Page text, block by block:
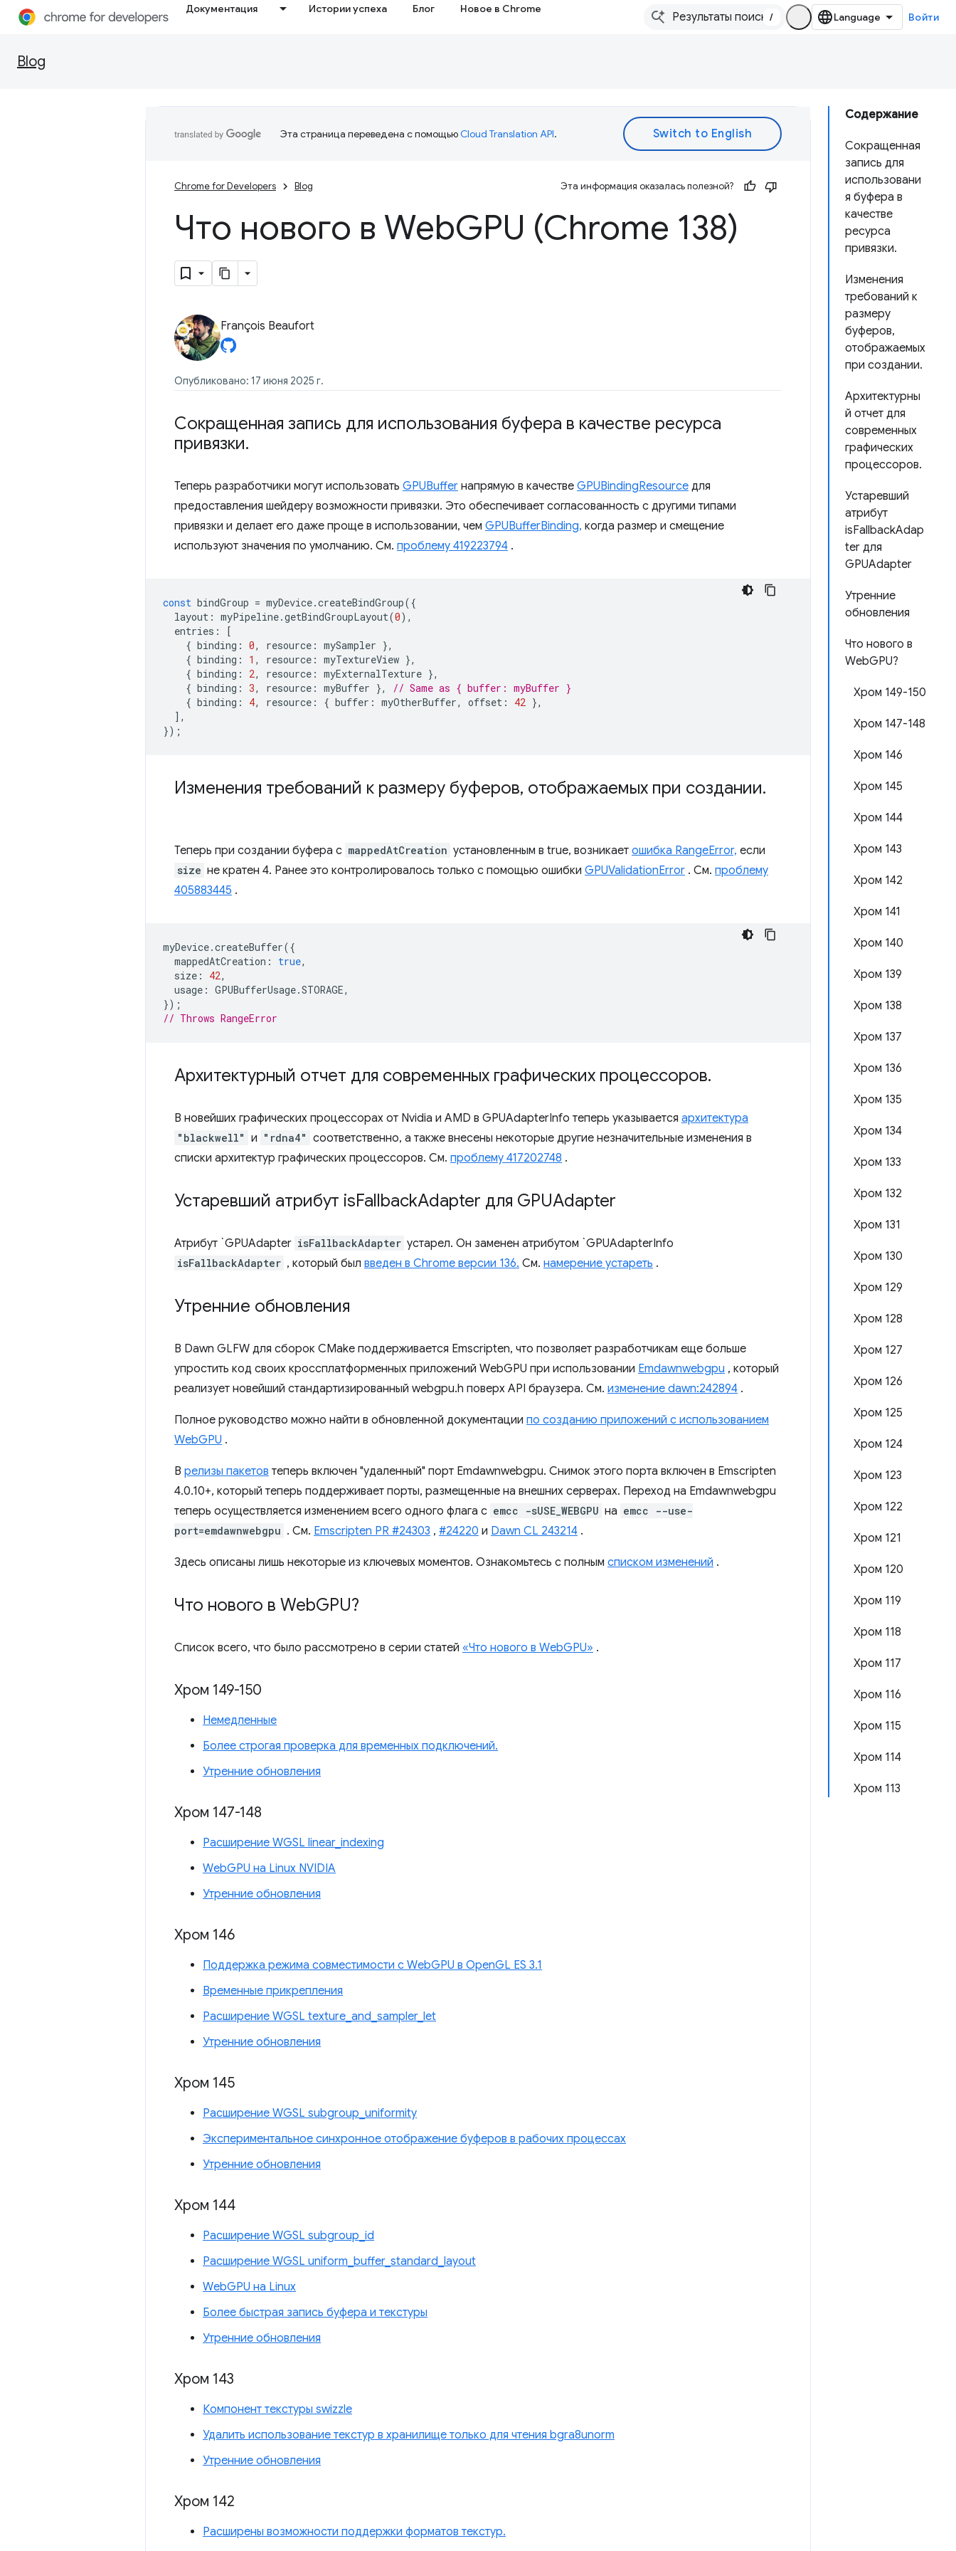
Документация Истории успеха Блог Новое в Chrome
/ Войти
Blog
Содержание
Сокращенная
запись для
использовани
я буфера в
качестве
ресурса
привязки.
Изменения
требований к
размеру
буферов,
отображаемых
при создании.
Архитектурны
й отчет для
современных
графических
процессоров.
Устаревший
атрибут
isFallbackAdap
ter для
GPUAdapter
Утренние
обновления
Что нового в
WebGPU?
Хром 149-150
Хром 147-148
Хром 146
Хром 145
Хром 144
Хром 143
Хром 142
Хром 141
Хром 140
Хром 139
Хром 138
Хром 137
Хром 136
Хром 135
Хром 134
Хром 133
Хром 132
Хром 131
Хром 130
Хром 129
Хром 128
Хром 127
Хром 126
Хром 125
Хром 124
Хром 123
Хром 122
Хром 121
Хром 120
Хром 119
Хром 118
Хром 117
Хром 116
Хром 115
Хром 114
Хром 113
Эта страница переведена с помощьюCloud Translation API.
Chrome for Developers Blog Эта информация оказалась полезной?
Что нового в WebGPU (Chrome 138)
François Beaufort
Опубликовано: 17 июня 2025 г.
Сокращенная запись для использования буфера в качестве ресурса
привязки.
Теперь разработчики могут использовать GPUBuffer напрямую в качестве GPUBindingResource для
предоставления шейдеру возможности привязки. Это обеспечивает согласованность с другими типами
привязки и делает его даже проще в использовании, чем GPUBufferBinding, когда размер и смещение
используют значения по умолчанию. См. проблему 419223794 .
const bindGroup = myDevice.createBindGroup({
layout : myPipeline.getBindGroupLayout(0),
entries :
[
{ binding : 0, resource : mySampler },
{ binding : 1 , resource : myTextureView },
{ binding : 2, resource : myExternalTexture },
{ binding : 3, resource : myBuffer },
// Same as { buffer: myBuffer }
{ binding : 4, resource : { buffer : myOtherBuffer, offset : 42 },
],
});
Изменения требований к размеру буферов, отображаемых при создании.
Теперь при создании буфера с mappedAtCreation установленным в true, возникает ошибка RangeError, если
size не кратен 4. Ранее это контролировалось только с помощью ошибки GPUValidationError . См. проблему
405883445 .
myDevice.createBuffer({
mappedAtCreation : true,
size : 42,
usage : GPUBufferUsage.STORAGE,
});
// Throws RangeError
Архитектурный отчет для современных графических процессоров.
В новейших графических процессорах от Nvidia и AMD в GPUAdapterInfo теперь указывается архитектура
"blackwell" и "rdna4" соответственно, а также внесены некоторые другие незначительные изменения в
списки архитектур графических процессоров. См. проблему 417202748 .
Устаревший атрибут isFallbackAdapter для GPUAdapter
Атрибут `GPUAdapter isFallbackAdapter устарел. Он заменен атрибутом `GPUAdapterInfo
isFallbackAdapter , который был введен в Chrome версии 136. См. намерение устареть .
Утренние обновления
В Dawn GLFW для сборок CMake поддерживается Emscripten, что позволяет разработчикам еще больше
упростить код своих кроссплатформенных приложений WebGPU при использовании Emdawnwebgpu , который
реализует новейший стандартизированный webgpu.h поверх API браузера. См. изменение dawn:242894 .
Полное руководство можно найти в обновленной документации по созданию приложений с использованием
WebGPU .
В релизы пакетов теперь включен "удаленный" порт Emdawnwebgpu. Снимок этого порта включен в Emscripten
4.0.10+, который теперь поддерживает порты, размещенные на внешних серверах. Переход на Emdawnwebgpu
теперь осуществляется изменением всего одного флага с emcc -sUSE_WEBGPU на emcc --use-
port=emdawnwebgpu . См. Emscripten PR #24303 , #24220 и Dawn CL 243214 .
Здесь описаны лишь некоторые из ключевых моментов. Ознакомьтесь с полным списком изменений .
Что нового в WebGPU?
Список всего, что было рассмотрено в серии статей «Что нового в WebGPU» .
Хром 149-150
Немедленные
Более строгая проверка для временных подключений.
Утренние обновления
Хром 147-148
Расширение WGSL linear_indexing
WebGPU на Linux NVIDIA
Утренние обновления
Хром 146
Поддержка режима совместимости с WebGPU в OpenGL ES 3.1
Временные прикрепления
Расширение WGSL texture_and_sampler_let
Утренние обновления
Хром 145
Расширение WGSL subgroup_uniformity
Экспериментальное синхронное отображение буферов в рабочих процессах
Утренние обновления
Хром 144
Расширение WGSL subgroup_id
Расширение WGSL uniform_buffer_standard_layout
WebGPU на Linux
Более быстрая запись буфера и текстуры
Утренние обновления
Хром 143
Компонент текстуры swizzle
Удалить использование текстур в хранилище только для чтения bgra8unorm
Утренние обновления
Хром 142
Расширены возможности поддержки форматов текстур.